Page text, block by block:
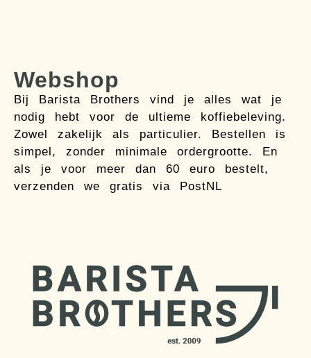
Webshop
Bij Barista Brothers vind je alles wat je
nodig hebt voor de ultieme koffiebeleving.
Zowel zakelijk als particulier. Bestellen is
simpel, zonder minimale ordergrootte. En
als je voor meer dan 60 euro bestelt,
verzenden we gratis via PostNL